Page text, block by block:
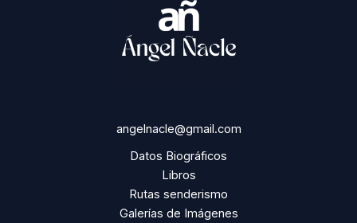
angelnacle@gmail.com
Datos Biográficos
Libros
Rutas senderismo
Galerías de Imágenes